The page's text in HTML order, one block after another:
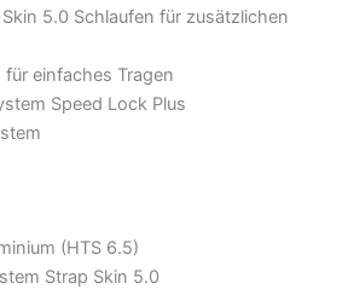
5.0 Schlaufen für zusätzlichen
einfaches Tragen
Speed Lock Plus
(HTS 6.5)
Strap Skin 5.0